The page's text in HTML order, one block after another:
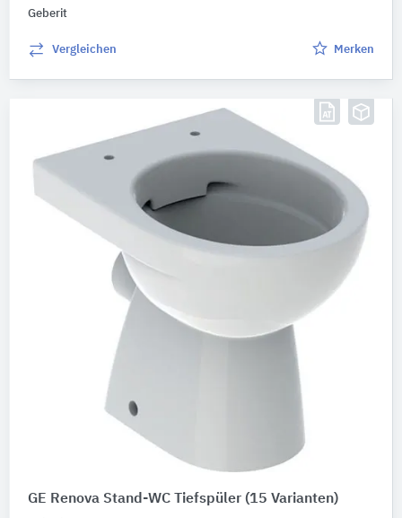
Geberit
Vergleichen Merken
GE Renova Stand-WC Tiefspüler (15 Varianten)